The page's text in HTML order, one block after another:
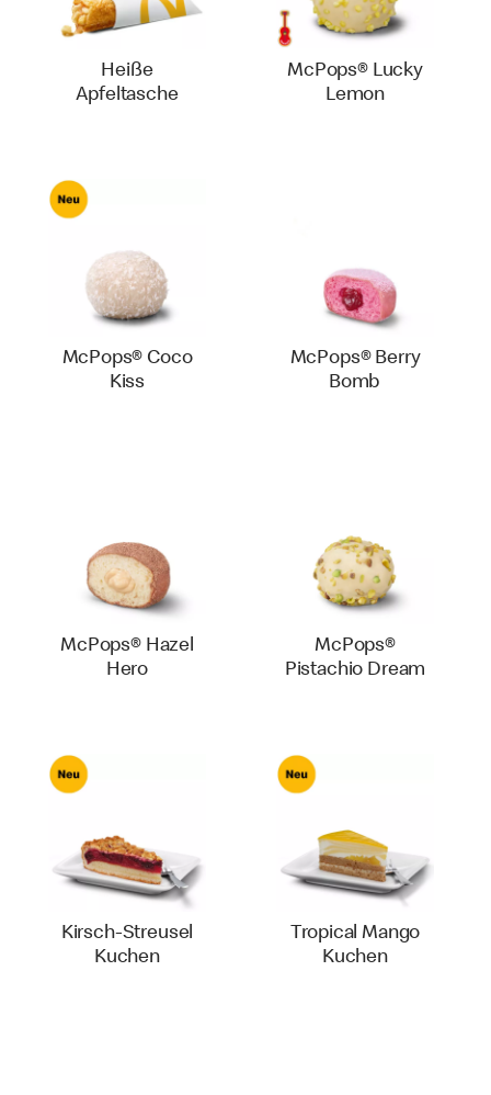
Heiße
Apfeltasche
McPops® Lucky
Lemon
McPops® Coco
Kiss
McPops® Berry
Bomb
McPops® Hazel
Hero
McPops®
Pistachio Dream
Kirsch-Streusel
Kuchen
Tropical Mango
Kuchen